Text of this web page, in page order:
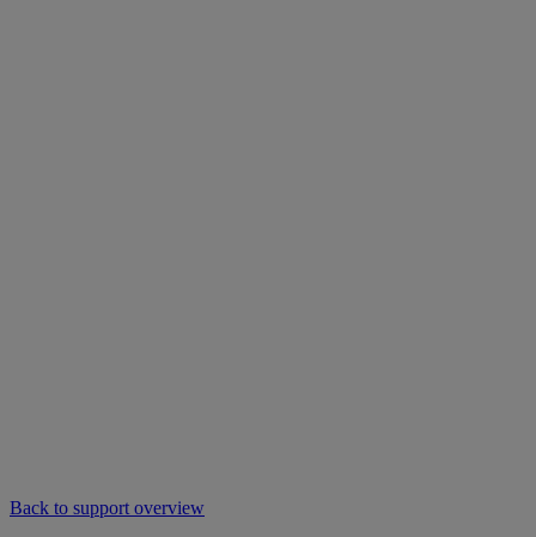
Back to support overview